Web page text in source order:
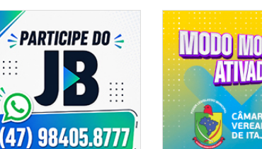
CAMBORIÚ
06/08/2026 | 07:00
Camboriú: exposição de arte transforma o
em um espaço de cultura